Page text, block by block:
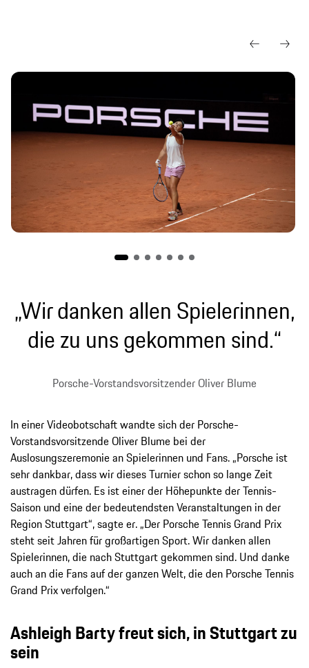
„Wir danken allen Spielerinnen,
die zu uns gekommen sind.“
Porsche-Vorstandsvorsitzender Oliver Blume
In einer Videobotschaft wandte sich der Porsche-
Vorstandsvorsitzende Oliver Blume bei der
Auslosungszeremonie an Spielerinnen und Fans. „Porsche ist
sehr dankbar, dass wir dieses Turnier schon so lange Zeit
austragen dürfen. Es ist einer der Höhepunkte der Tennis-
Saison und eine der bedeutendsten Veranstaltungen in der
Region Stuttgart“, sagte er. „Der Porsche Tennis Grand Prix
steht seit Jahren für großartigen Sport. Wir danken allen
Spielerinnen, die nach Stuttgart gekommen sind. Und danke
auch an die Fans auf der ganzen Welt, die den Porsche Tennis
Grand Prix verfolgen.“
Ashleigh Barty freut sich, in Stuttgart zu
sein